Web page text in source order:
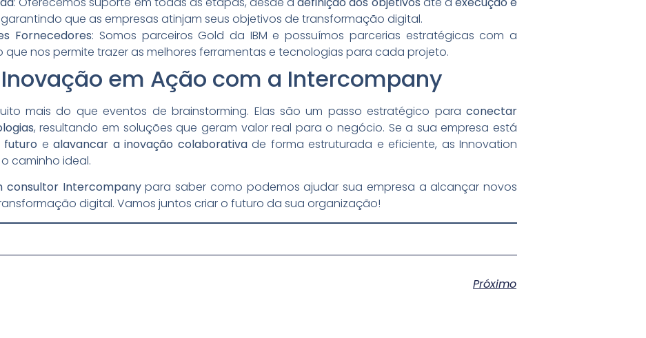
garantindo que as empresas atinjam seus objetivos de transformação digital.
Fornecedores: Somos parceiros Gold da IBM e possuímos parcerias estratégicas com a
que nos permite trazer as melhores ferramentas e tecnologias para cada projeto.
em Ação com a Intercompany
mais do que eventos de brainstorming. Elas são um passo estratégico para conectar
, resultando em soluções que geram valor real para o negócio. Se a sua empresa está
e alavancar a inovação colaborativade forma estruturada e eficiente, as Innovation
caminho ideal.
consultor Intercompanypara saber como podemos ajudar sua empresa a alcançar novos
digital. Vamos juntos criar o futuro da sua organização!
Próximo